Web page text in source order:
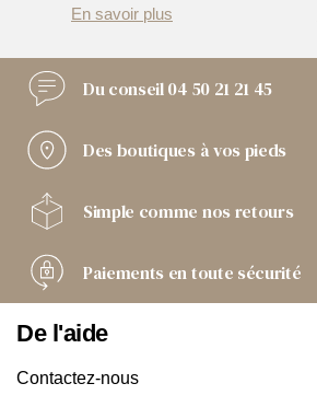
En savoir plus
Du conseil04 50 21 21 45
Des boutiques à vos pieds
Simple comme nos retours
Paiements en toute sécurité
De l'aide
Contactez-nous